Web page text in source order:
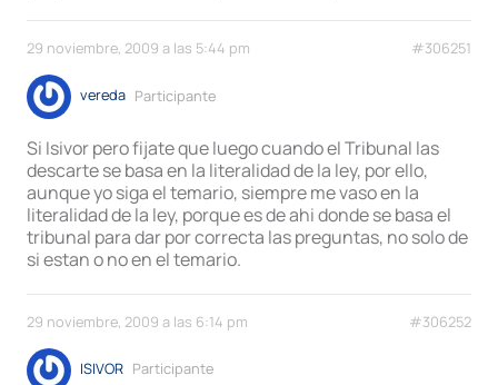
29 noviembre, 2009 a las 5:44 pm #306251
vereda Participante
Si Isivor pero fijate que luego cuando el Tribunal las
descarte se basa en la literalidad de la ley, por ello,
aunque yo siga el temario, siempre me vaso en la
literalidad de la ley, porque es de ahi donde se basa el
tribunal para dar por correcta las preguntas, no solo de
si estan o no en el temario.
29 noviembre, 2009 a las 6:14 pm #306252
ISIVOR Participante